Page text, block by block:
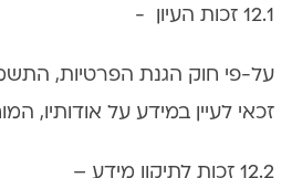
12.1 זכות העיון -
זכאי לעיין במידע על אודותיו,
12.2 זכות לתיקון מידע –